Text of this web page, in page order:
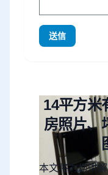
送信
14平方米
房照片、
本文将为您讲